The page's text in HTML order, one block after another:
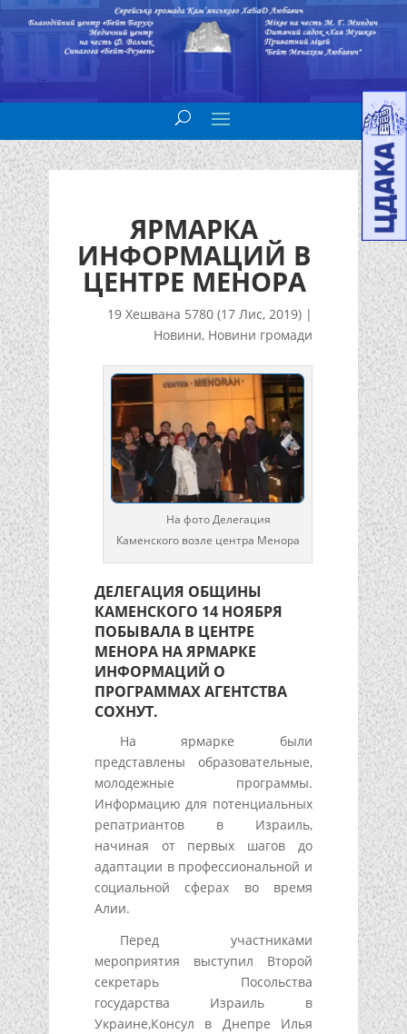
ЯРМАРКА
ИНФОРМАЦИЙ В
ЦЕНТРЕ МЕНОРА
19 Хешвана 5780 (17 Лис, 2019) |
Новини, Новини громади
На фото Делегация
Каменского возле центра Менора
ДЕЛЕГАЦИЯ ОБЩИНЫ
КАМЕНСКОГО 14 НОЯБРЯ
ПОБЫВАЛА В ЦЕНТРЕ
МЕНОРА НА ЯРМАРКЕ
ИНФОРМАЦИЙ О
ПРОГРАММАХ АГЕНТСТВА
СОХНУТ.
На ярмарке были
представлены образовательные,
молодежные программы.
Информацию для потенциальных
репатриантов в Израиль,
начиная от первых шагов до
адаптации в профессиональной и
социальной сферах во время
Алии.
Перед участниками
мероприятия выступил Второй
секретарь Посольства
государства Израиль в
Украине,Консул в Днепре Илья